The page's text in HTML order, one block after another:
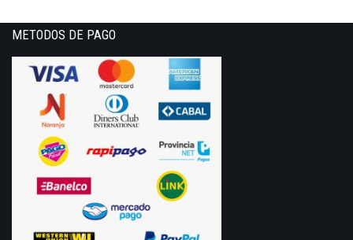
METODOS DE PAGO